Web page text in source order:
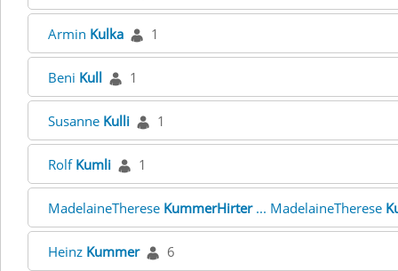
Armin Kulka 1
Beni Kull 1
Susanne Kulli 1
Rolf Kumli 1
MadelaineTherese KummerHirter... MadelaineTherese
Heinz Kummer 6